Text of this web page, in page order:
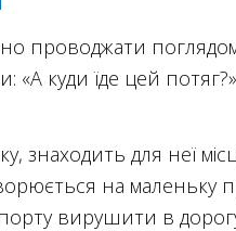
проводжати
куди їде цей
знаходить для неї
на маленьку
вирушити в